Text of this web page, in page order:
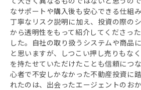
なサポートや購入後も安心できる仕組
丁寧なリスク説明に加え、投資の際の
から透明性をもって紹介してくださっ
した。自社の取り扱うシステムや商品
と思いますが、しつこい押し売りもな
を持たせていただけたことも信頼につ
心者で不安しかなかった不動産投資に
れたのは、出会ったエージェントのお